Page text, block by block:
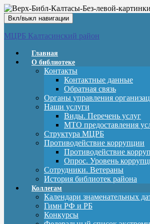
Вкл/выкл навигации
МЦРБ Калтасинский район
Главная
О библиотеке
Контакты
Контактные данные
Обратная связь
Органы управления
Наши услуги
Виды. Перечень услуг
МТО предоставления
Структура МЦРБ
Противодействие коррупции
Противодействие
Опрос. Уровень
Сотрудники. Ветераны
История библиотек района
Коллегам
Календари знаменательных
Гимн РФ и РБ
Конкурсы